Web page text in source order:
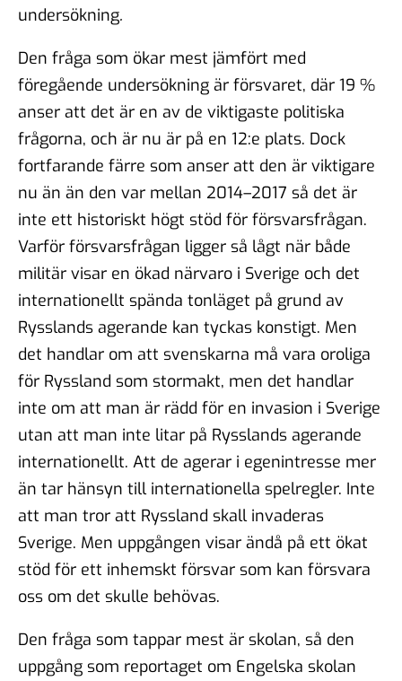
undersökning.
Den fråga som ökar mest jämfört med
föregående undersökning är försvaret, där 19 %
anser att det är en av de viktigaste politiska
frågorna, och är nu är på en 12:e plats. Dock
fortfarande färre som anser att den är viktigare
nu än än den var mellan 2014–2017 så det är
inte ett historiskt högt stöd för försvarsfrågan.
Varför försvarsfrågan ligger så lågt när både
militär visar en ökad närvaro i Sverige och det
internationellt spända tonläget på grund av
Rysslands agerande kan tyckas konstigt. Men
det handlar om att svenskarna må vara oroliga
för Ryssland som stormakt, men det handlar
inte om att man är rädd för en invasion i Sverige
utan att man inte litar på Rysslands agerande
internationellt. Att de agerar i egenintresse mer
än tar hänsyn till internationella spelregler. Inte
att man tror att Ryssland skall invaderas
Sverige. Men uppgången visar ändå på ett ökat
stöd för ett inhemskt försvar som kan försvara
oss om det skulle behövas.
Den fråga som tappar mest är skolan, så den
uppgång som reportaget om Engelska skolan